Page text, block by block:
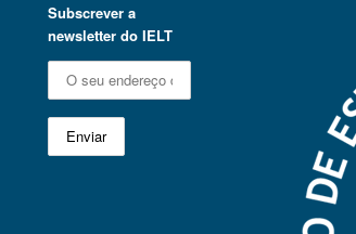
Subscrever a
newsletter do IELT